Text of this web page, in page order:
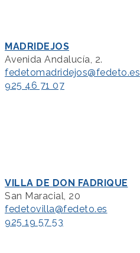
MADRIDEJOS
Avenida Andalucía, 2.
fedetomadridejos@fedeto.es
925 46 71 07
VILLA DE DON FADRIQUE
San Maracial, 20
fedetovilla@fedeto.es
925 19 57 53